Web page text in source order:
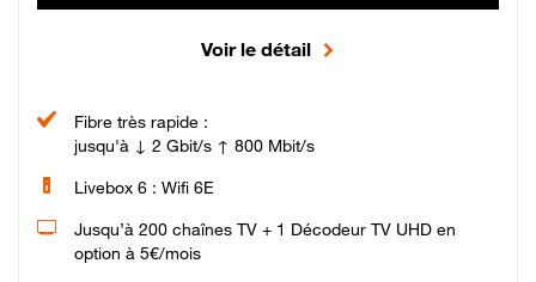
Voir le détail
Fibre très rapide :
jusqu'à ↓ 2 Gbit/s ↑ 800 Mbit/s
Livebox 6 : Wifi 6E
Jusqu’à 200 chaînes TV + 1 Décodeur TV UHD en
option à 5€/mois